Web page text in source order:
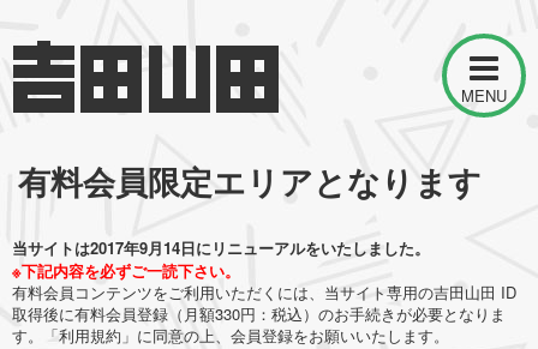
MENU
有料会員限定エリアとなります
当サイトは2017年9月14日にリニューアルをいたしました。
※下記内容を必ずご一読下さい。
有料会員コンテンツをご利用いただくには、当サイト専用の吉田山田 ID
取得後に有料会員登録（月額330円：税込）のお手続きが必要となりま
す。「利用規約」に同意の上、会員登録をお願いいたします。